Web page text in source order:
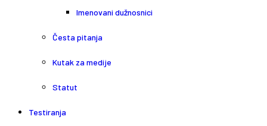
Imenovani dužnosnici
Česta pitanja
Kutak za medije
Statut
Testiranja